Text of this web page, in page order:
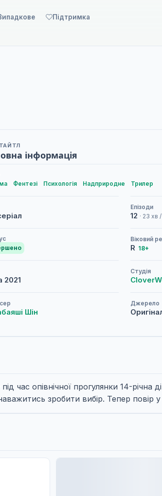
Підтримка
інформація
Фентезі Психологія Надприродне Трилер
Епізоди
12 · 23 хв
Віковий
R 18+
2021
Студія
Шін
Джерело
час опівнічної прогулянки 14-
зробити вибір. Тепер повір у